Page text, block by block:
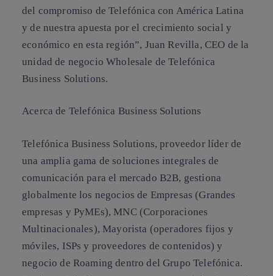
del compromiso de Telefónica con América Latina
y de nuestra apuesta por el crecimiento social y
económico en esta región”, Juan Revilla, CEO de la
unidad de negocio Wholesale de Telefónica
Business Solutions.
Acerca de Telefónica Business Solutions
Telefónica Business Solutions, proveedor líder de
una amplia gama de soluciones integrales de
comunicación para el mercado B2B, gestiona
globalmente los negocios de Empresas (Grandes
empresas y PyMEs), MNC (Corporaciones
Multinacionales), Mayorista (operadores fijos y
móviles, ISPs y proveedores de contenidos) y
negocio de Roaming dentro del Grupo Telefónica.